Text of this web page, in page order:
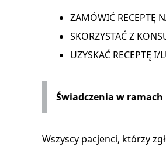
ZAMÓWIĆ RECEPTĘ
SKORZYSTAĆ Z
UZYSKAĆ RECEPTĘ
Świadczenia w
Wszyscy pacjenci, którzy